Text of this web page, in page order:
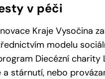
v péči
Kraje Vysočina
modelu
Diecézní charity
stárnutí, nebo